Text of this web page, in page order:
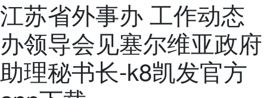
江苏省外事办 工作动态
办领导会见塞尔维亚政府
助理秘书长-k8凯发官方